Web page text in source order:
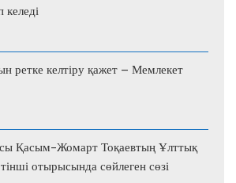
келеді
ретке келтіру қажет – Мемлекет
Қасым-Жомарт Тоқаевтың Ұлттық
отырысында сөйлеген сөзі